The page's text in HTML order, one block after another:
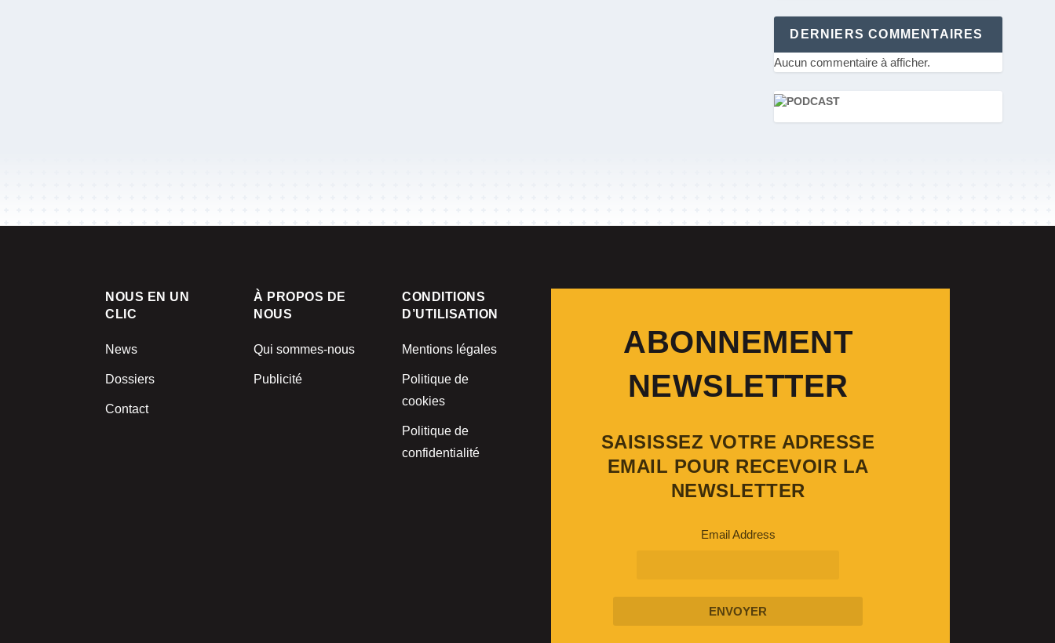
DERNIERS COMMENTAIRES
Aucun commentaire à afficher.
NOUS EN UN
CLIC
News
Dossiers
Contact
À PROPOS DE
NOUS
Qui sommes-nous
Publicité
CONDITIONS
D’UTILISATION
Mentions légales
Politique de
cookies
Politique de
confidentialité
ABONNEMENT
NEWSLETTER
SAISISSEZ VOTRE ADRESSE
EMAIL POUR RECEVOIR LA
NEWSLETTER
Email Address